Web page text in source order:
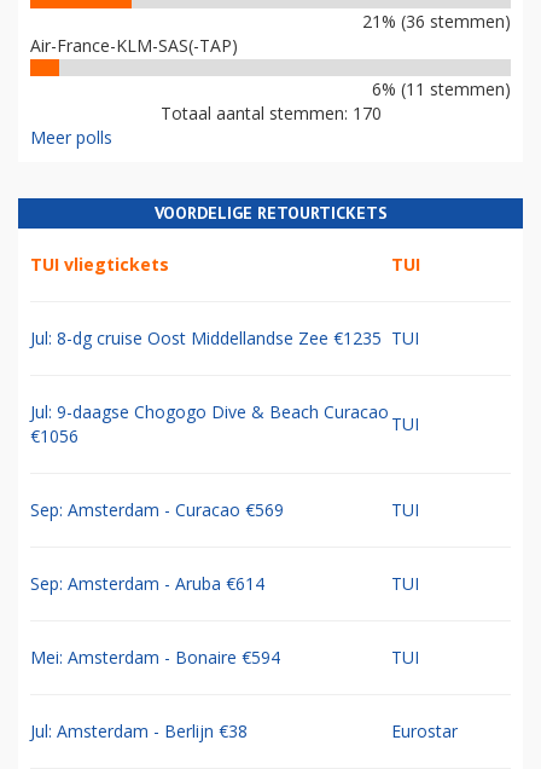
21% (36 stemmen)
Air-France-KLM-SAS(-TAP)
6% (11 stemmen)
Totaal aantal stemmen: 170
Meer polls
VOORDELIGE RETOURTICKETS
TUI vliegtickets TUI
Jul: 8-dg cruise Oost Middellandse Zee €1235 TUI
Jul: 9-daagse Chogogo Dive & Beach Curacao
€1056
TUI
Sep: Amsterdam - Curacao €569 TUI
Sep: Amsterdam - Aruba €614 TUI
Mei: Amsterdam - Bonaire €594 TUI
Jul: Amsterdam - Berlijn €38 Eurostar